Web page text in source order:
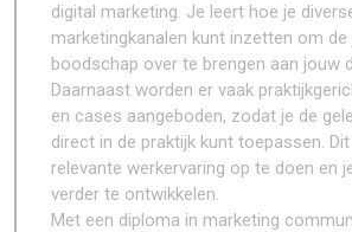
digital marketing. Je leert hoe je
marketingkanalen kunt inzetten om de
boodschap over te brengen aan jouw
Daarnaast worden er vaak
en cases aangeboden, zodat je de
direct in de praktijk kunt toepassen.
relevante werkervaring op te doen en
verder te ontwikkelen.
Met een diploma in marketing